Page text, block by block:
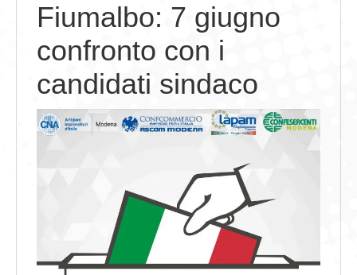
SERVIZI
GIOVEDÌ GASTRONOMICI
COMUNICATI E NEWS
CONTATTI
Fiumalbo: 7 giugno
confronto con i
candidati sindaco